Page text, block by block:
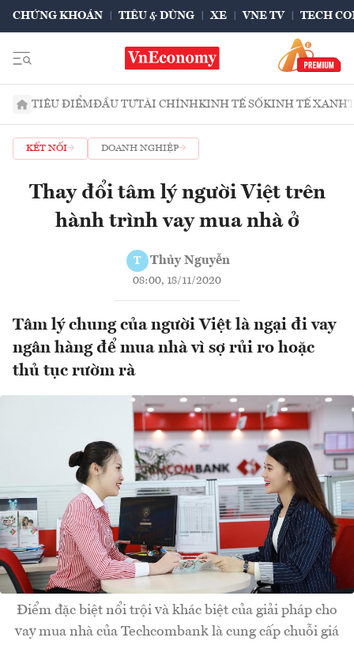
CHỨNG KHOÁN TIÊU & DÙNG XE VNE TV TECH
TIÊU ĐIỂMĐẦU TƯTÀI CHÍNHKINH TẾ SỐKINH TẾ XANH
KẾT NỐI DOANH NGHIỆP
Thay đổi tâm lý người Việt trên
hành trình vay mua nhà ở
T Thủy Nguyễn
08:00, 18/11/2020
Tâm lý chung của người Việt là ngại đi vay
ngân hàng để mua nhà vì sợ rủi ro hoặc
thủ tục rườm rà
Điểm đặc biệt nổi trội và khác biệt của giải pháp cho
vay mua nhà của Techcombank là cung cấp chuỗi giá